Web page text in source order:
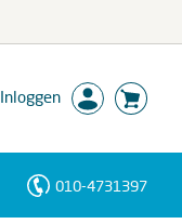
Inloggen
010-4731397